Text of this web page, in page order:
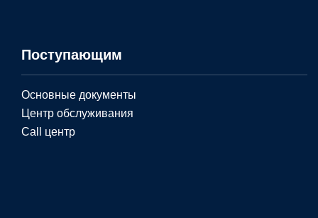
Поступающим
Основные документы
Центр обслуживания
Call центр